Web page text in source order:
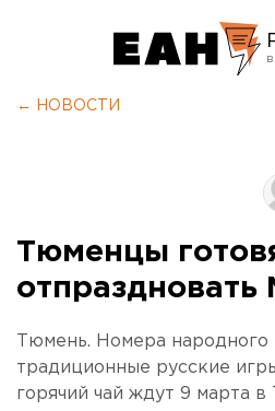
← НОВОСТИ
Тюменцы
отпраздновать
Тюмень. Номера народного
традиционные русские
горячий чай ждут 9 марта